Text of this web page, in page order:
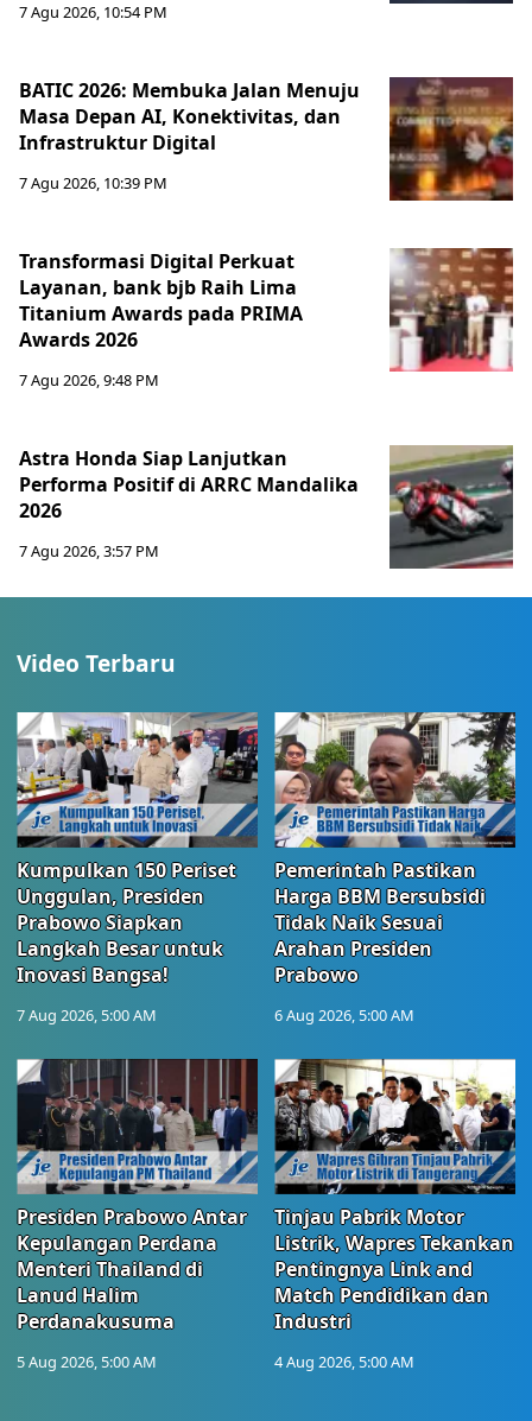
7 Agu 2026, 10:54 PM
BATIC 2026: Membuka Jalan Menuju
Masa Depan AI, Konektivitas, dan
Infrastruktur Digital
7 Agu 2026, 10:39 PM
Transformasi Digital Perkuat
Layanan, bank bjb Raih Lima
Titanium Awards pada PRIMA
Awards 2026
7 Agu 2026, 9:48 PM
Astra Honda Siap Lanjutkan
Performa Positif di ARRC Mandalika
2026
7 Agu 2026, 3:57 PM
Video Terbaru
Kumpulkan 150 Periset
Unggulan, Presiden
Prabowo Siapkan
Langkah Besar untuk
Inovasi Bangsa!
7 Aug 2026, 5:00 AM
Pemerintah Pastikan
Harga BBM Bersubsidi
Tidak Naik Sesuai
Arahan Presiden
Prabowo
6 Aug 2026, 5:00 AM
Presiden Prabowo Antar
Kepulangan Perdana
Menteri Thailand di
Lanud Halim
Perdanakusuma
5 Aug 2026, 5:00 AM
Tinjau Pabrik Motor
Listrik, Wapres Tekankan
Pentingnya Link and
Match Pendidikan dan
Industri
4 Aug 2026, 5:00 AM